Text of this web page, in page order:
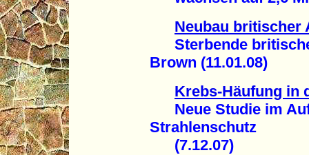
Neubau britischer
Sterbende
Brown (11.01.08)
Krebs-Häufung in
Neue Studie im
Strahlenschutz
(7.12.07)